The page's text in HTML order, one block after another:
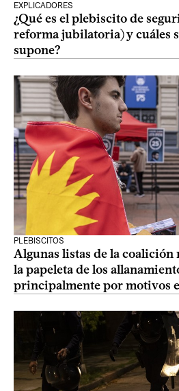
EXPLICADORES
¿Qué es el plebiscito de
reforma jubilatoria) y cuáles
supone?
PLEBISCITOS
Algunas listas de la coalición
la papeleta de los
principalmente por motivos